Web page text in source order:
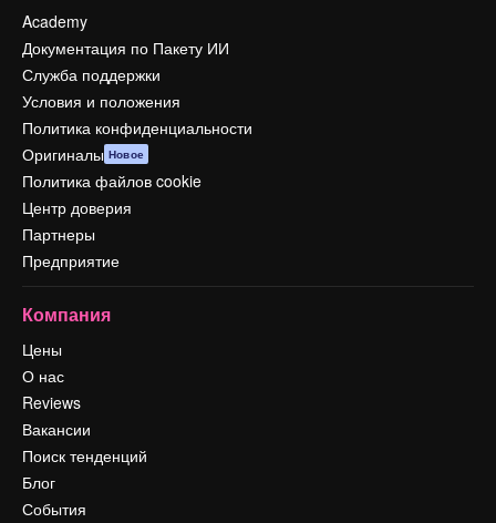
Academy
Документация по Пакету ИИ
Служба поддержки
Условия и положения
Политика конфиденциальности
Оригиналы Новое
Политика файлов cookie
Центр доверия
Партнеры
Предприятие
Компания
Цены
О нас
Reviews
Вакансии
Поиск тенденций
Блог
События